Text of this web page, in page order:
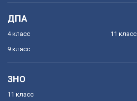
ДПА
4 класс
9 класс
11 класс
ЗНО
11 класс